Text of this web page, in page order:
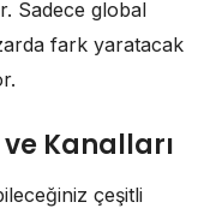
Sadece global
fark yaratacak
Kanalları
çeşitli